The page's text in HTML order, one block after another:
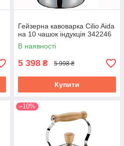
Гейзерна кавоварка Cilio Aida
на 10 чашок індукція 342246
В наявності
5 398 ₴ 5 998 ₴
Купити
–10%